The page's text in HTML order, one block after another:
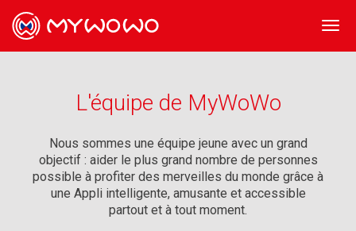
L'équipe de MyWoWo
Nous sommes une équipe jeune avec un grand
objectif : aider le plus grand nombre de personnes
possible à profiter des merveilles du monde grâce à
une Appli intelligente, amusante et accessible
partout et à tout moment.